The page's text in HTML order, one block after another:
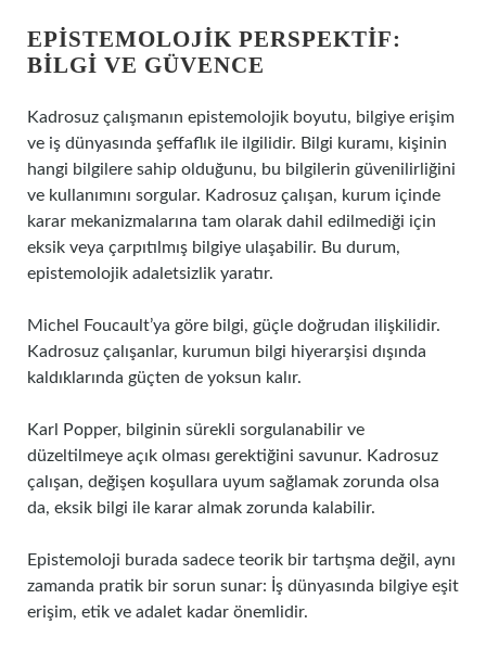
EPISTEMOLOJIK PERSPEKTIF:
BILGI VE GÜVENCE
Kadrosuz çalışmanın epistemolojik boyutu, bilgiye erişim
ve iş dünyasında şeffaflık ile ilgilidir. Bilgi kuramı, kişinin
hangi bilgilere sahip olduğunu, bu bilgilerin güvenilirliğini
ve kullanımını sorgular. Kadrosuz çalışan, kurum içinde
karar mekanizmalarına tam olarak dahil edilmediği için
eksik veya çarpıtılmış bilgiye ulaşabilir. Bu durum,
epistemolojik adaletsizlik yaratır.
Michel Foucault’ya göre bilgi, güçle doğrudan ilişkilidir.
Kadrosuz çalışanlar, kurumun bilgi hiyerarşisi dışında
kaldıklarında güçten de yoksun kalır.
Karl Popper, bilginin sürekli sorgulanabilir ve
düzeltilmeye açık olması gerektiğini savunur. Kadrosuz
çalışan, değişen koşullara uyum sağlamak zorunda olsa
da, eksik bilgi ile karar almak zorunda kalabilir.
Epistemoloji burada sadece teorik bir tartışma değil, aynı
zamanda pratik bir sorun sunar: İş dünyasında bilgiye eşit
erişim, etik ve adalet kadar önemlidir.